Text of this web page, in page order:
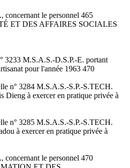
concernant le personnel 465
ET DES AFFAIRES SOCIALES
3233 M.S.A.S.-D.S.P.-E. portant
pour l'année 1963 470
n° 3284 M.S.A.S.-S.P.-S.TECH.
Dieng à exercer en pratique privée à
n° 3285 M.S.A.S.-S.P.-S.TECH.
à exercer en pratique privée à
concernant le personnel 470